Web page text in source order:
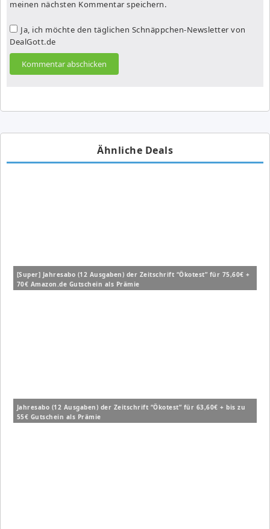
meinen nächsten Kommentar speichern.
Ja, ich möchte den täglichen Schnäppchen-Newsletter von
DealGott.de
Ähnliche Deals
[Super] Jahresabo (12 Ausgaben) der Zeitschrift “Ökotest” für 75,60€ +
70€ Amazon.de Gutschein als Prämie
Jahresabo (12 Ausgaben) der Zeitschrift “Ökotest” für 63,60€ + bis zu
55€ Gutschein als Prämie